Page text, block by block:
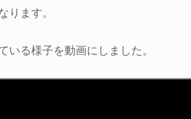
ります。
いる様子を動画にしました。